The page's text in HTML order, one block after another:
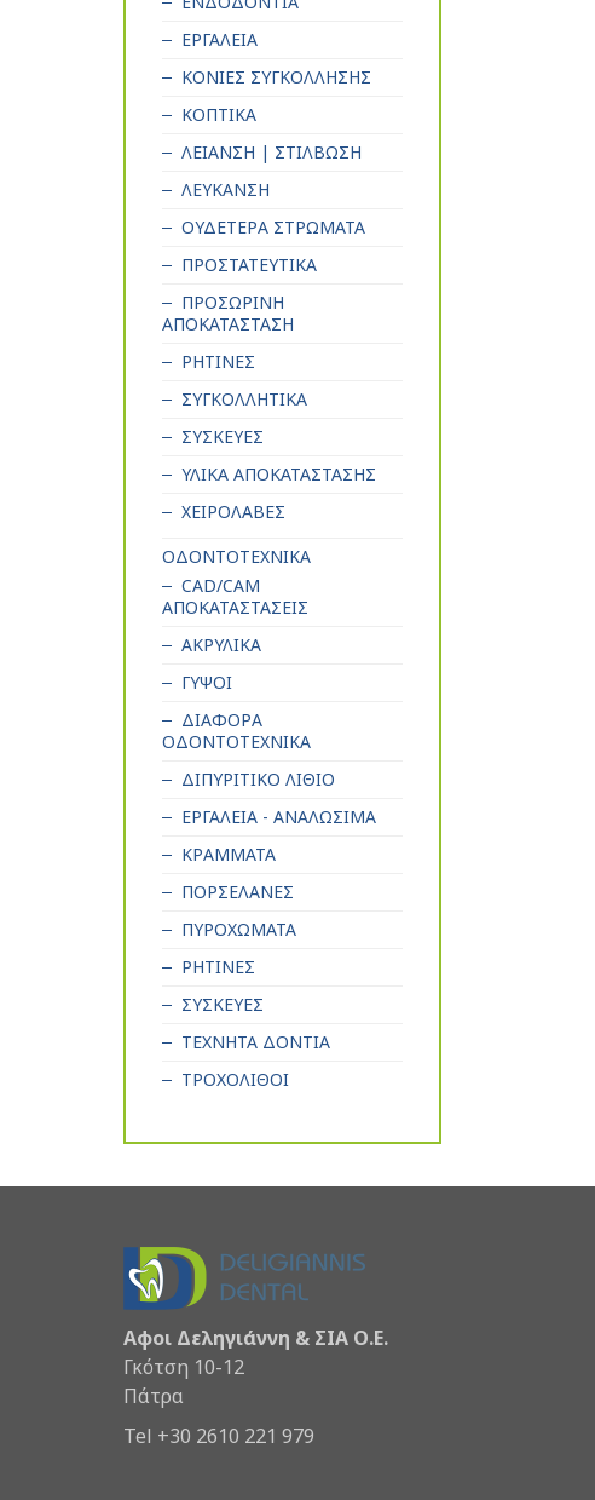
ΕΡΓΑΛΕΙΑ
ΚΟΝΙΕΣ ΣΥΓΚΟΛΛΗΣΗΣ
ΚΟΠΤΙΚΑ
ΛΕΙΑΝΣΗ | ΣΤΙΛΒΩΣΗ
ΛΕΥΚΑΝΣΗ
ΟΥΔΕΤΕΡΑ ΣΤΡΩΜΑΤΑ
ΠΡΟΣΤΑΤΕΥΤΙΚΑ
ΠΡΟΣΩΡΙΝΗ
ΑΠΟΚΑΤΑΣΤΑΣΗ
ΡΗΤΙΝΕΣ
ΣΥΓΚΟΛΛΗΤΙΚΑ
ΣΥΣΚΕΥΕΣ
ΥΛΙΚΑ ΑΠΟΚΑΤΑΣΤΑΣΗΣ
ΧΕΙΡΟΛΑΒΕΣ
ΟΔΟΝΤΟΤΕΧΝΙΚΑ
CAD/CAM
ΑΠΟΚΑΤΑΣΤΑΣΕΙΣ
ΑΚΡΥΛΙΚΑ
ΓΥΨΟΙ
ΔΙΑΦΟΡΑ
ΟΔΟΝΤΟΤΕΧΝΙΚΑ
ΔΙΠΥΡΙΤΙΚΟ ΛΙΘΙΟ
ΕΡΓΑΛΕΙΑ - ΑΝΑΛΩΣΙΜΑ
ΚΡΑΜΜΑΤΑ
ΠΟΡΣΕΛΑΝΕΣ
ΠΥΡΟΧΩΜΑΤΑ
ΡΗΤΙΝΕΣ
ΣΥΣΚΕΥΕΣ
ΤΕΧΝΗΤΑ ΔΟΝΤΙΑ
ΤΡΟΧΟΛΙΘΟΙ
Αφοι Δεληγιάννη & ΣΙΑ Ο.Ε.
Γκότση 10-12
Πάτρα
Tel +30 2610 221 979